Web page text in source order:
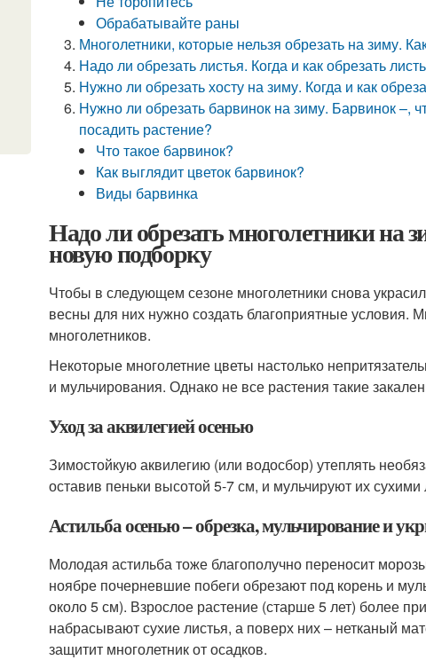
Обрабатывайте раны
Многолетники, которые нельзя обрезать на зиму.
Надо ли обрезать листья. Когда и как обрезать
Нужно ли обрезать хосту на зиму. Когда и как
Нужно ли обрезать барвинок на зиму. Барвинок –,
посадить растение?
Что такое барвинок?
Как выглядит цветок барвинок?
Виды барвинка
Надо ли обрезать многолетники на
новую подборку
Чтобы в следующем сезоне многолетники снова
весны для них нужно создать благоприятные
многолетников.
Некоторые многолетние цветы настолько
и мульчирования. Однако не все растения такие
Уход за аквилегией осенью
Зимостойкую аквилегию (или водосбор) утеплять
оставив пеньки высотой 5-7 см, и мульчируют их сухими
Астильба осенью – обрезка, мульчирование и
Молодая астильба тоже благополучно переносит
ноябре почерневшие побеги обрезают под корень и
около 5 см). Взрослое растение (старше 5 лет) более
набрасывают сухие листья, а поверх них – нетканый
защитит многолетник от осадков.